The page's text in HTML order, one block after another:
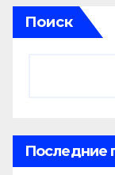
Поиск
Последние